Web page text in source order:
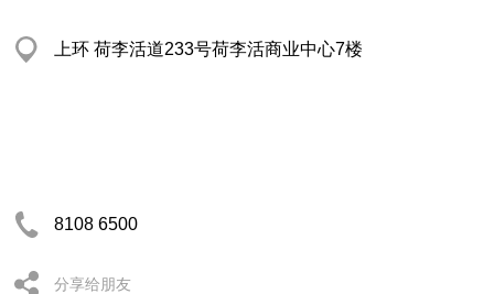
上环 荷李活道233号荷李活商业中心7楼
8108 6500
分享给朋友